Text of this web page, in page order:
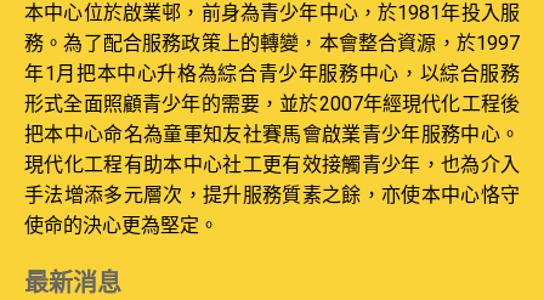
本中心位於啟業邨，前身為青少年中心，於1981年投入服
務。為了配合服務政策上的轉變，本會整合資源，於1997
年1月把本中心升格為綜合青少年服務中心，以綜合服務
形式全面照顧青少年的需要，並於2007年經現代化工程後
把本中心命名為童軍知友社賽馬會啟業青少年服務中心。
現代化工程有助本中心社工更有效接觸青少年，也為介入
手法增添多元層次，提升服務質素之餘，亦使本中心恪守
使命的決心更為堅定。
最新消息